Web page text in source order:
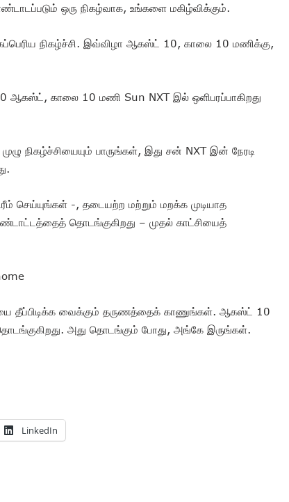
ஒரு நிகழ்வாக, உங்களை மகிழ்விக்கும்.
நிகழ்ச்சி. இவ்விழா ஆகஸ்ட் 10, காலை 10 மணிக்கு,
10 ஆகஸ்ட், காலை 10 மணி Sun NXT இல் ஒளிபரப்பாகிறது
நிகழ்ச்சியையும் பாருங்கள், இது சன் NXT இன் நேரடி
செய்யுங்கள் -, தடையற்ற மற்றும் மறக்க முடியாத
தொடங்குகிறது – முதல் காட்சியைத்
தீப்பிடிக்க வைக்கும் தருணத்தைக் காணுங்கள். ஆகஸ்ட் 10
அது தொடங்கும் போது, அங்கே இருங்கள்.
LinkedIn